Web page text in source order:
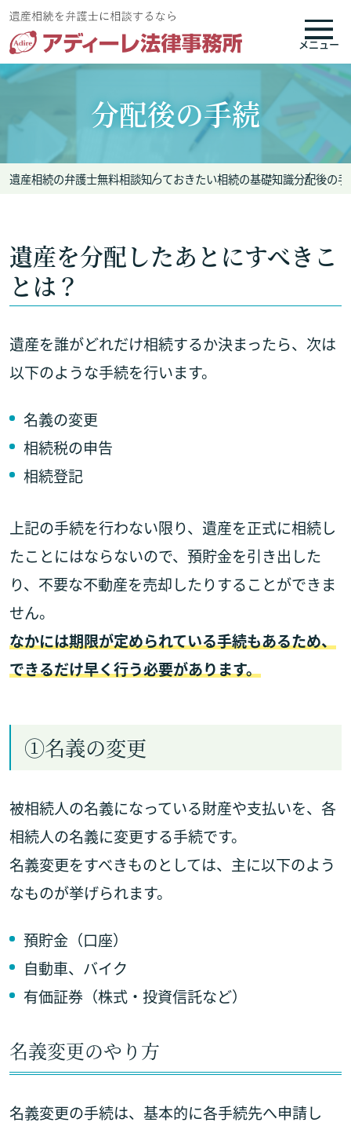
メニュー
分配後の手続
遺産相続の弁護士無料相談知っておきたい相続の基礎知識分配後の
遺産を分配したあとにすべきこ
とは？
遺産を誰がどれだけ相続するか決まったら、次は
以下のような手続を行います。
名義の変更
相続税の申告
相続登記
上記の手続を行わない限り、遺産を正式に相続し
たことにはならないので、預貯金を引き出した
り、不要な不動産を売却したりすることができま
せん。
なかには期限が定められている手続もあるため、
できるだけ早く行う必要があります。
①名義の変更
被相続人の名義になっている財産や支払いを、各
相続人の名義に変更する手続です。
名義変更をすべきものとしては、主に以下のよう
なものが挙げられます。
預貯金（口座）
自動車、バイク
有価証券（株式・投資信託など）
名義変更のやり方
名義変更の手続は、基本的に各手続先へ申請し